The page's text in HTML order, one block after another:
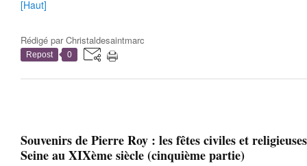
[Haut]
Rédigé parChristaldesaintmarc
Repost 0
Souvenirs de Pierre Roy : les fêtes civiles et
Seine au XIXème siècle (cinquième partie)